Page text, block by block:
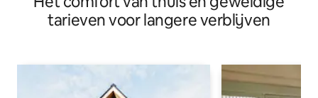
tarieven voor langere verblijven